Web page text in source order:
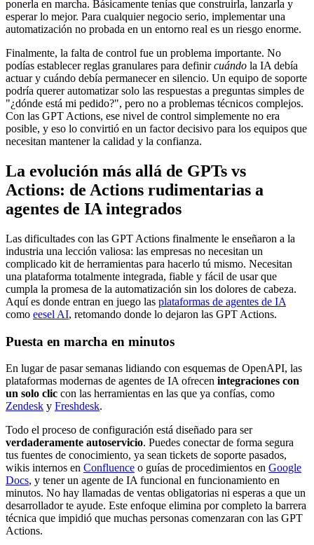
ponerla en marcha. Básicamente tenías que construirla, lanzarla y
esperar lo mejor. Para cualquier negocio serio, implementar una
automatización no probada en un entorno real es un riesgo enorme.
Finalmente, la falta de control fue un problema importante. No
podías establecer reglas granulares para definircuándo la IA debía
actuar y cuándo debía permanecer en silencio. Un equipo de soporte
podría querer automatizar solo las respuestas a preguntas simples de
"¿dónde está mi pedido?", pero no a problemas técnicos complejos.
Con las GPT Actions, ese nivel de control simplemente no era
posible, y eso lo convirtió en un factor decisivo para los equipos que
necesitan mantener la calidad y la confianza.
La evolución más allá de GPTs vs
Actions: de Actions rudimentarias a
agentes de IA integrados
Las dificultades con las GPT Actions finalmente le enseñaron a la
industria una lección valiosa: las empresas no necesitan un
complicado kit de herramientas para hacerlo tú mismo. Necesitan
una plataforma totalmente integrada, fiable y fácil de usar que
cumpla la promesa de la automatización sin los dolores de cabeza.
Aquí es donde entran en juego las plataformas de agentes de IA
como eesel AI, retomando donde lo dejaron las GPT Actions.
Puesta en marcha en minutos
En lugar de pasar semanas lidiando con esquemas de OpenAPI, las
plataformas modernas de agentes de IA ofrecen integraciones con
un solo clic con las herramientas en las que ya confías, como
Zendesk y Freshdesk.
Todo el proceso de configuración está diseñado para ser
verdaderamente autoservicio. Puedes conectar de forma segura
tus fuentes de conocimiento, ya sean tickets de soporte pasados,
wikis internos en Confluence o guías de procedimientos en Google
Docs, y tener un agente de IA funcional en funcionamiento en
minutos. No hay llamadas de ventas obligatorias ni esperas a que un
desarrollador te ayude. Este enfoque elimina por completo la barrera
técnica que impidió que muchas personas comenzaran con las GPT
Actions.